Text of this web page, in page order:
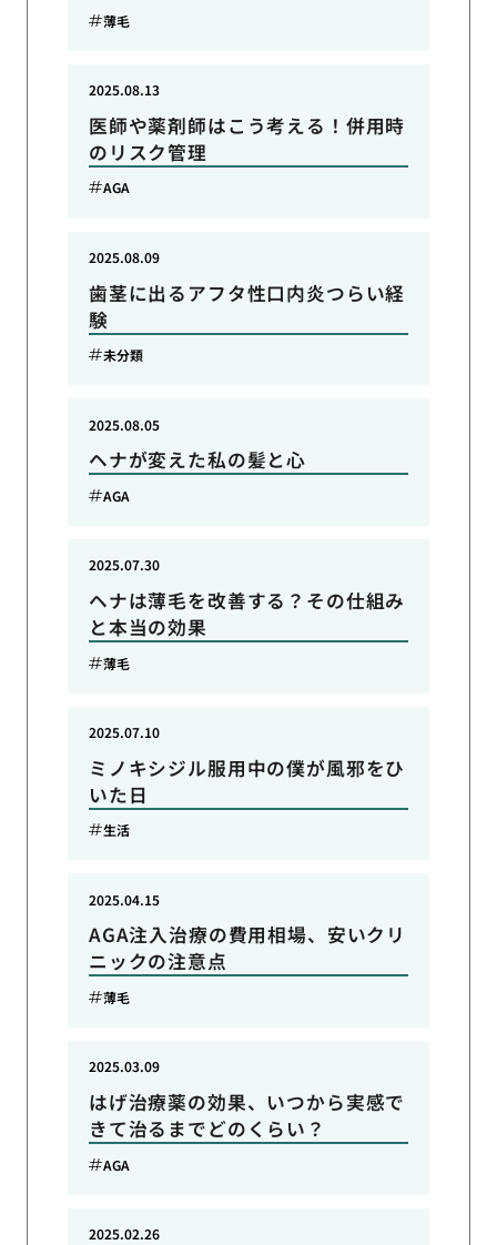
薄毛
医師や薬剤師はこう考える！併用時
のリスク管理
2025.08.13
AGA
歯茎に出るアフタ性口内炎つらい経
験
2025.08.09
未分類
ヘナが変えた私の髪と心
2025.08.05
AGA
ヘナは薄毛を改善する？その仕組み
と本当の効果
2025.07.30
薄毛
ミノキシジル服用中の僕が風邪をひ
いた日
2025.07.10
生活
AGA注入治療の費用相場、安いクリ
ニックの注意点
2025.04.15
薄毛
はげ治療薬の効果、いつから実感で
きて治るまでどのくらい？
2025.03.09
AGA
2025.02.26